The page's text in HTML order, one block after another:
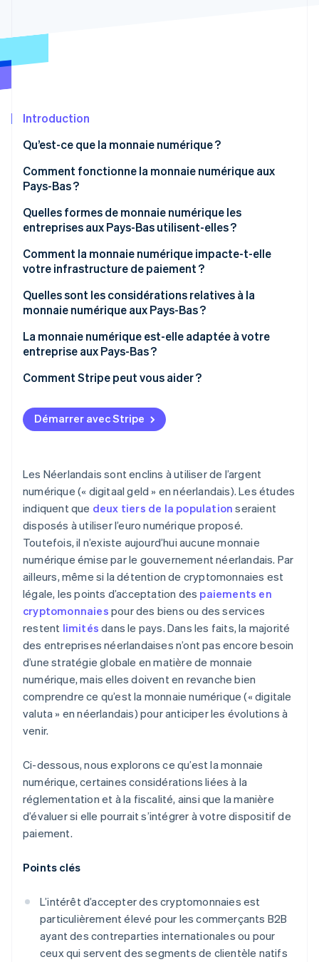
Radar
Atlas
Élimination du carbone
Vérification de l'identité
Stripe Sessions 2026
Regarder la vidéo
Introduction
Qu’est-ce que la monnaie numérique ?
Comment fonctionne la monnaie numérique aux
Pays-Bas ?
Quelles formes de monnaie numérique les
entreprises aux Pays-Bas utilisent-elles ?
Comment la monnaie numérique impacte-t-elle
votre infrastructure de paiement ?
Quelles sont les considérations relatives à la
monnaie numérique aux Pays-Bas ?
Réglementaires
Financières
Opérationnelles
La monnaie numérique est-elle adaptée à votre
entreprise aux Pays-Bas ?
Comment Stripe peut vous aider ?
Démarrer avec Stripe
Les Néerlandais sont enclins à utiliser de l’argent
numérique (« digitaal geld » en néerlandais). Les études
indiquent que deux tiers de la population seraient
disposés à utiliser l’euro numérique proposé.
Toutefois, il n’existe aujourd’hui aucune monnaie
numérique émise par le gouvernement néerlandais. Par
ailleurs, même si la détention de cryptomonnaies est
légale, les points d’acceptation des paiements en
cryptomonnaies pour des biens ou des services
restent limités dans le pays. Dans les faits, la majorité
des entreprises néerlandaises n’ont pas encore besoin
d’une stratégie globale en matière de monnaie
numérique, mais elles doivent en revanche bien
comprendre ce qu’est la monnaie numérique (« digitale
valuta » en néerlandais) pour anticiper les évolutions à
venir.
Ci-dessous, nous explorons ce qu’est la monnaie
numérique, certaines considérations liées à la
réglementation et à la fiscalité, ainsi que la manière
d’évaluer si elle pourrait s’intégrer à votre dispositif de
paiement.
Points clés
L’intérêt d’accepter des cryptomonnaies est
particulièrement élevé pour les commerçants B2B
ayant des contreparties internationales ou pour
ceux qui servent des segments de clientèle natifs